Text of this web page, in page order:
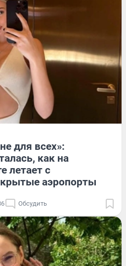
для всех»:
как на
летает с
аэропорты
Обсудить